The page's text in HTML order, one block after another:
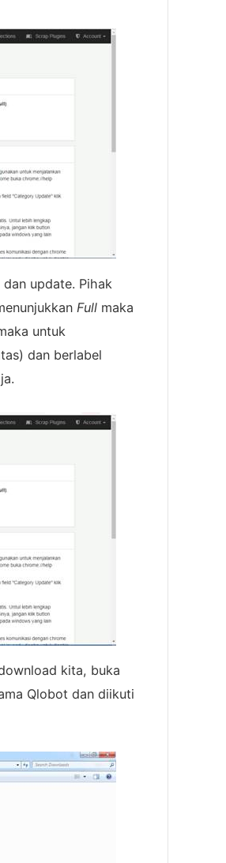
update. Pihak
Full maka
untuk
dan berlabel
kita, buka
Qlobot dan diikuti